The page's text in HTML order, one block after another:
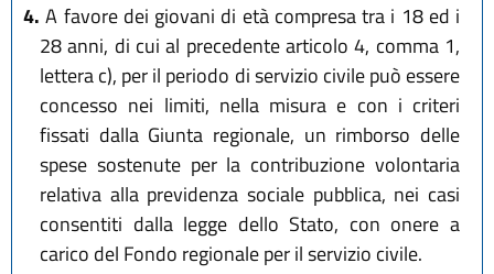
4. A favore dei giovani di età compresa tra i 18 ed i
28 anni, di cui al precedente articolo 4, comma 1,
lettera c), per il periodo di servizio civile può essere
concesso nei limiti, nella misura e con i criteri
fissati dalla Giunta regionale, un rimborso delle
spese sostenute per la contribuzione volontaria
relativa alla previdenza sociale pubblica, nei casi
consentiti dalla legge dello Stato, con onere a
carico del Fondo regionale per il servizio civile.